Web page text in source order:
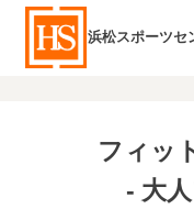
浜松スポーツセ
フィッ
- 大